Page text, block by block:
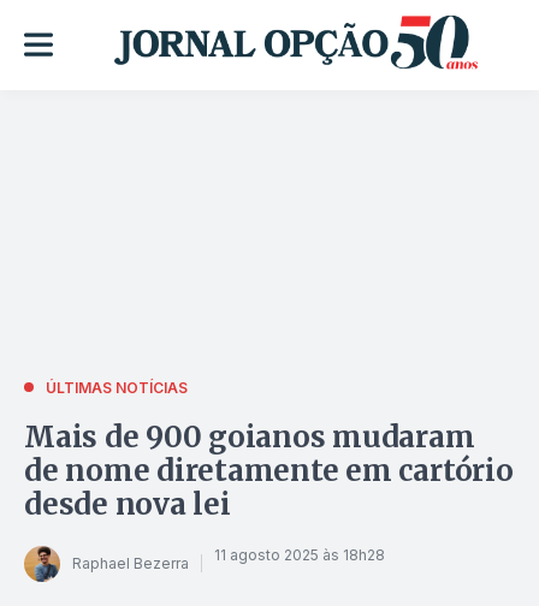
ÚLTIMAS NOTÍCIAS
Mais de 900 goianos mudaram
de nome diretamente em cartório
desde nova lei
Raphael Bezerra 11 agosto 2025 às 18h28